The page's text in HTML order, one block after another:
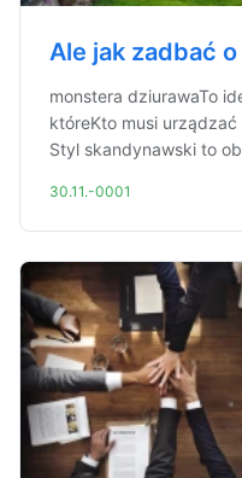
Ale jak zadbać
monstera dziurawaTo
któreKto musi
Styl skandynawski to
30.11.-0001